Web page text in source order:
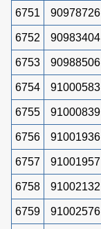
6751 90978726
6752 90983404
6753 90988506
6754 91000583
6755 91000839
6756 91001936
6757 91001957
6758 91002132
6759 91002576